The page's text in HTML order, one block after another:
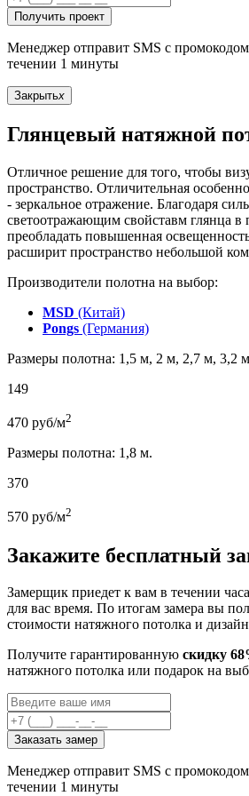
Получить проект
Менеджер отправит SMS с
течении 1 минуты
Закрытьx
Глянцевый натяжной
Отличное решение для того, чтобы
пространство. Отличительная
- зеркальное отражение. Благодаря
светоотражающим свойставм глянца в
преобладать повышенная
расширит пространство небольшой
Производители полотна на выбор:
MSD (Китай)
Pongs (Германия)
Размеры полотна: 1,5 м, 2 м, 2,7 м, 3,2
149
470 руб/м2
Размеры полотна: 1,8 м.
370
570 руб/м2
Закажите бесплатный
Замерщик приедет к вам в течении
для вас время. По итогам замера вы
стоимости натяжного потолка и
Получите гарантированную скидку
натяжного потолка или подарок на
Заказать замер
Менеджер отправит SMS с
течении 1 минуты